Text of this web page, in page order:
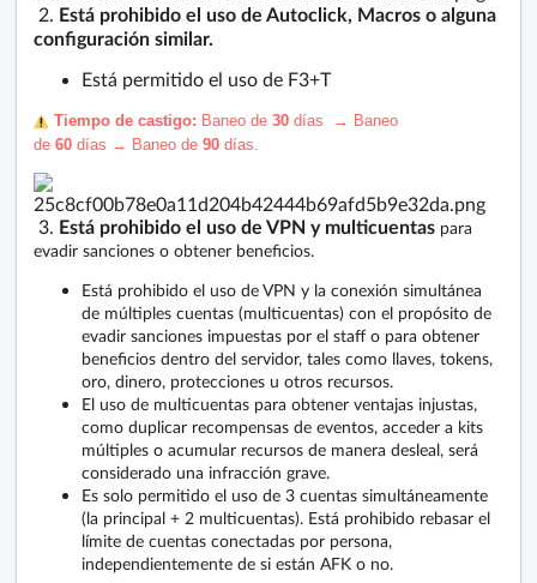
2. Está prohibido el uso de Autoclick, Macros o alguna
configuración similar.
Está permitido el uso de F3+T
️ Tiempo de castigo: Baneo de30 días → Baneo
de 60 días → Baneo de 90 días
3. Está prohibido el uso de VPN y multicuentas para
evadir sanciones o obtener beneficios.
Está prohibido el uso de VPN y la conexión simultánea
de múltiples cuentas (multicuentas) con el propósito de
evadir sanciones impuestas por el staff o para obtener
beneficios dentro del servidor, tales como llaves, tokens,
oro, dinero, protecciones u otros recursos.
El uso de multicuentas para obtener ventajas injustas,
como duplicar recompensas de eventos, acceder a kits
múltiples o acumular recursos de manera desleal, será
considerado una infracción grave.
Es solo permitido el uso de 3 cuentas simultáneamente
(la principal + 2 multicuentas). Está prohibido rebasar el
límite de cuentas conectadas por persona,
independientemente de si están AFK o no.